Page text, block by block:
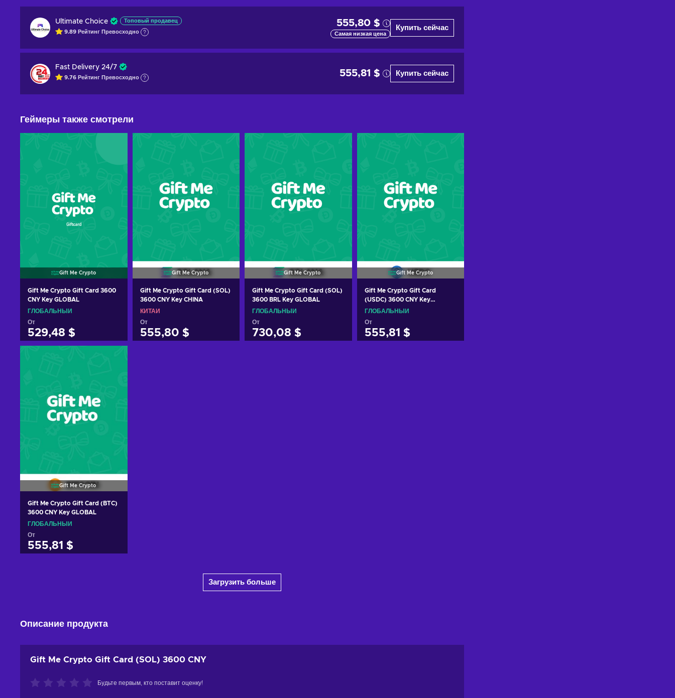
Ultimate Choice Топовый продавец
9.89 Рейтинг Превосходно
555,80 $
Самая низкая цена
Купить сейчас
Fast Delivery 24/7
9.76 Рейтинг Превосходно 555,81 $ Купить сейчас
Геймеры также смотрели
Gift Me Crypto
Gift Me Crypto Gift Card 3600
CNY Key GLOBAL
ГЛОБАЛЬНЫЙ
От
529,48 $
Gift Me Crypto
Gift Me Crypto Gift Card (SOL)
3600 CNY Key CHINA
КИТАЙ
От
555,80 $
Gift Me Crypto
Gift Me Crypto Gift Card (SOL)
3600 BRL Key GLOBAL
ГЛОБАЛЬНЫЙ
От
730,08 $
Gift Me Crypto
Gift Me Crypto Gift Card
(USDC) 3600 CNY Key
GLOBAL
ГЛОБАЛЬНЫЙ
От
555,81 $
Gift Me Crypto
Gift Me Crypto Gift Card (BTC)
3600 CNY Key GLOBAL
ГЛОБАЛЬНЫЙ
От
555,81 $
Загрузить больше
Описание продукта
Gift Me Crypto Gift Card (SOL) 3600 CNY
Будьте первым, кто поставит оценку!